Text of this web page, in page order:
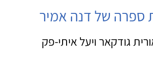
ספרה של דנה אמיר
גודקאר ויעל איתי-פק